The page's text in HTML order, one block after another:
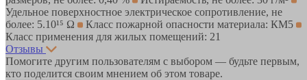
Удельное поверхностное электрическое cопротивление, не
более: 5.10¹⁵ Ω
Класс пожарной опасности материала: КМ5
Класс применения для жилых помещений: 21
Отзывы
Помогите другим пользователям с выбором — будьте первым,
кто поделится своим мнением об этом товаре.